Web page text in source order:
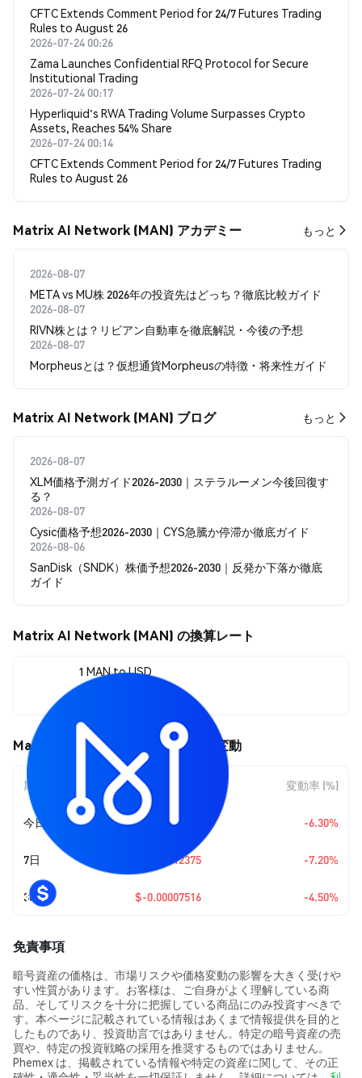
CFTC Extends Comment Period for 24/7 Futures Trading
Rules to August 26
2026-07-24 00:26
Zama Launches Confidential RFQ Protocol for Secure
Institutional Trading
2026-07-24 00:17
Hyperliquid's RWA Trading Volume Surpasses Crypto
Assets, Reaches 54% Share
2026-07-24 00:14
CFTC Extends Comment Period for 24/7 Futures Trading
Rules to August 26
Matrix AI Network (MAN) アカデミー もっと
2026-08-07
META vs MU株 2026年の投資先はどっち？徹底比較ガイド
2026-08-07
RIVN株とは？リビアン自動車を徹底解説・今後の予想
2026-08-07
Morpheusとは？仮想通貨Morpheusの特徴・将来性ガイド
Matrix AI Network (MAN) ブログ もっと
2026-08-07
XLM価格予測ガイド2026-2030｜ステラルーメン今後回復す
る？
2026-08-07
Cysic価格予想2026-2030｜CYS急騰か停滞か徹底ガイド
2026-08-06
SanDisk（SNDK）株価予想2026-2030｜反発か下落か徹底
ガイド
Matrix AI Network (MAN) の換算レート
1 MAN to USD
Matrix AI Network (MAN) の価格変動
期間 金額変動 変動率 (%)
今日 $-0.00010724 -6.30%
7日 $-0.00012375 -7.20%
30日 $-0.00007516 -4.50%
免責事項
暗号資産の価格は、市場リスクや価格変動の影響を大きく受けや
すい性質があります。お客様は、ご自身がよく理解している商
品、そしてリスクを十分に把握している商品にのみ投資すべきで
す。本ページに記載されている情報はあくまで情報提供を目的と
したものであり、投資助言ではありません。特定の暗号資産の売
買や、特定の投資戦略の採用を推奨するものではありません。
Phemex は、掲載されている情報や特定の資産に関して、その正